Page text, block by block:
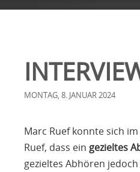
MONTAG, 8. JANUAR 2024
Marc Ruef konnte sich
Ruef, dass ein gezieltes
gezieltes Abhören